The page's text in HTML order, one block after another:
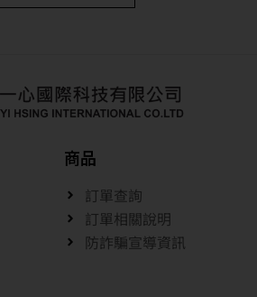
商品
訂單查詢
訂單相關說明
防詐騙宣導資訊